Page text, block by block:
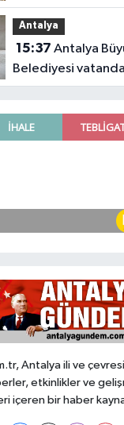
Antalya
15:37
Belediyesi
gününde yalnız
Antalya ili ve
etkinlikler ve
içeren bir haber